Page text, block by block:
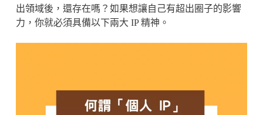
出領域後，還存在嗎？如果想讓自己有超出圈子的影響
力，你就必須具備以下兩大 IP 精神。